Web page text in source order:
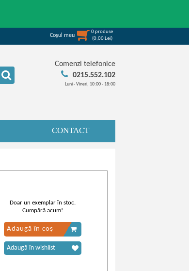
Coşul meu
0produse
(0,00 Lei)
Comenzi telefonice
0215.552.102
Luni - Vineri, 10:00 - 18:00
CONTACT
Doar un exemplar în stoc.
Cumpără acum!
Adaugă în coș
Adaugă în wishlist